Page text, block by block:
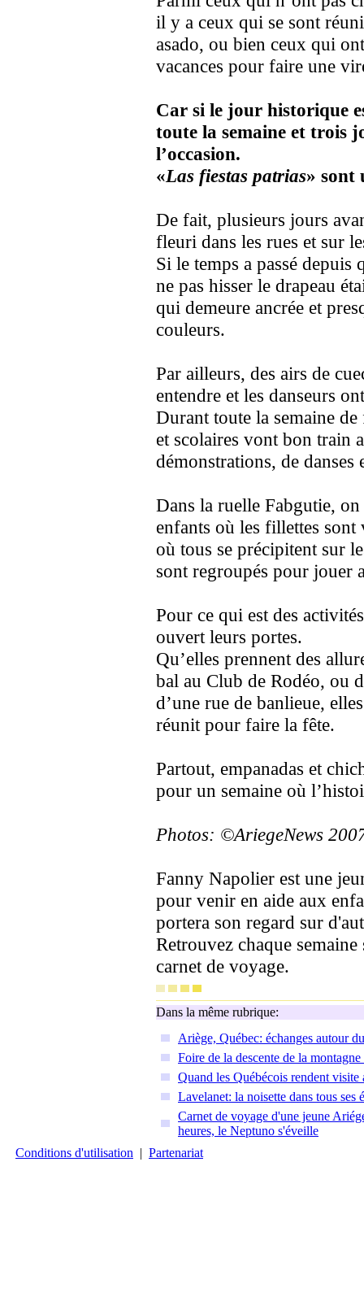
il y a ceux qui se sont
asado, ou bien ceux qui
vacances pour faire une
Car si le jour historique
toute la semaine et trois
l’occasion.
«Las fiestas patrias» sont
De fait, plusieurs jours
fleuri dans les rues et sur
Si le temps a passé depuis
ne pas hisser le drapeau
qui demeure ancrée et
couleurs.
Par ailleurs, des airs de
entendre et les danseurs
Durant toute la semaine
et scolaires vont bon train
démonstrations, de
Dans la ruelle Fabgutie,
enfants où les fillettes sont
où tous se précipitent sur
sont regroupés pour jouer
Pour ce qui est des
ouvert leurs portes.
Qu’elles prennent des
bal au Club de Rodéo, ou
d’une rue de banlieue,
réunit pour faire la fête.
Partout, empanadas et
pour un semaine où
Photos: ©AriegeNews
Fanny Napolier est une
pour venir en aide aux
portera son regard sur
Retrouvez chaque
carnet de voyage.
Dans la même rubrique:
Ariège, Québec: échanges autour
Foire de la descente de la montagne
Quand les Québécois rendent visite
Lavelanet: la noisette dans tous ses
Carnet de voyage d'une jeune
heures, le Neptuno s'éveille
Conditions d'utilisation | Partenariat